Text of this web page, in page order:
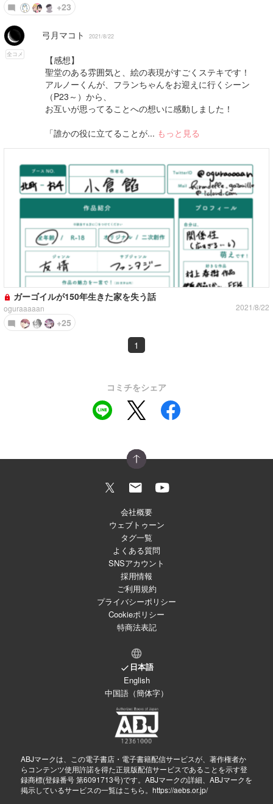
+23
全コメ
弓月マコト 2021/8/22
【感想】
聖堂のある雰囲気と、絵の表現がすごくステキです！
アルノーくんが、フランちゃんをお迎えに行くシーン
（P23～）から、
お互いが思ってることへの想いに感動しました！
「誰かの役に立てることが... もっと見る
ガーゴイルが150年生きた家を失う話
oguraaaaan 2021/8/22
+25
1
コミチをシェア
会社概要
ウェブトゥーン
タグ一覧
よくある質問
SNSアカウント
採用情報
ご利用規約
プライバシーポリシー
Cookieポリシー
特商法表記
日本語
English
中国語（簡体字）
ABJマークは、この電子書店・電子書籍配信サービスが、著作権者か
らコンテンツ使用許諾を得た正規版配信サービスであることを示す登
録商標(登録番号 第6091713号)です。ABJマークの詳細、ABJマークを
掲示しているサービスの一覧はこちら。 https://aebs.or.jp/